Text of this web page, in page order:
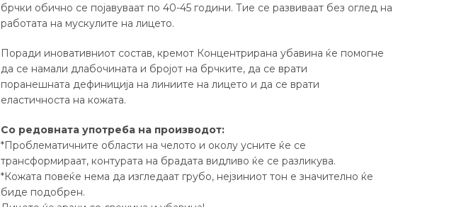
брчки обично се појавуваат по 40-45 години. Тие се развиваат без оглед на
работата на мускулите на лицето.
Поради иновативниот состав, кремот Концентрирана убавина ќе помогне
да се намали длабочината и бројот на брчките, да се врати
поранешната дефиниција на линиите на лицето и да се врати
еластичноста на кожата.
Со редовната употреба на производот:
*Проблематичните области на челото и околу усните ќе се
трансформираат, контурата на брадата видливо ќе се разликува.
*Кожата повеќе нема да изгледаат грубо, нејзиниот тон е значително ќе
биде подобрен.